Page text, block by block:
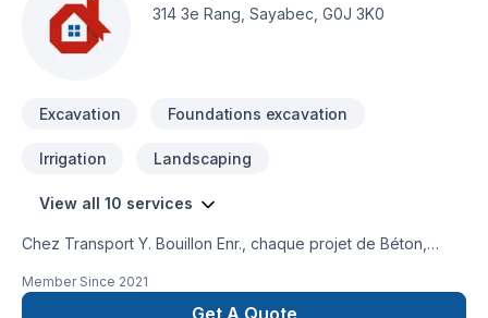
314 3e Rang, Sayabec, G0J 3K0
Excavation Foundations excavation
Irrigation Landscaping
View all 10 services
Chez Transport Y. Bouillon Enr., chaque projet de Béton,
Transport est l'occasion de démontrer notre engagement
envers la qualité et la satisfaction client à Bas St-
Member Since 2021
Get A Quote